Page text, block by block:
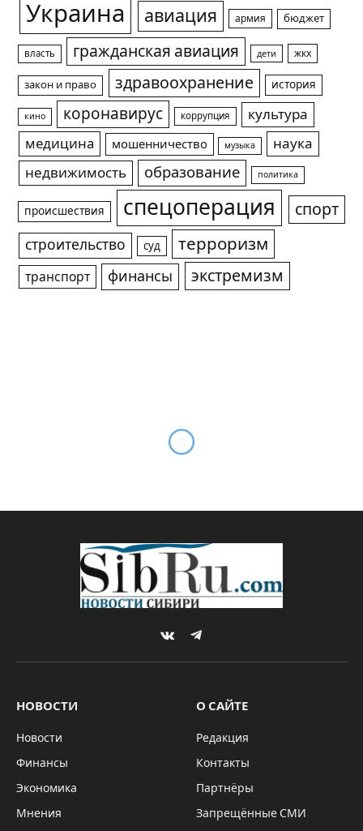
Украина авиация армия бюджет
власть гражданская авиация дети жкх
закон и право здравоохранение история
кино коронавирус коррупция
культура
медицина
мошенничество музыка
наука
недвижимость
образование политика
происшествия спецоперация спорт
строительство суд терроризм
транспорт финансы экстремизм
себе взрываются от
детонации “кондиционеры”
Редакция SibRu.com 03.01.2026 *ГЛАВНОЕ
Комментариев нет 1 Min Read